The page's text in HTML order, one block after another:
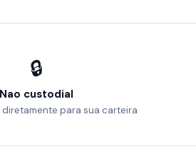
🔒
Nao custodial
diretamente para sua carteira